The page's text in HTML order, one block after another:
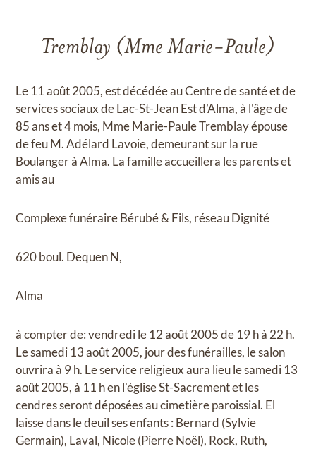
Tremblay (Mme Marie-Paule)
Le 11 août 2005, est décédée au Centre de santé et de
services sociaux de Lac-St-Jean Est d’Alma, à l'âge de
85 ans et 4 mois, Mme Marie-Paule Tremblay épouse
de feu M. Adélard Lavoie, demeurant sur la rue
Boulanger à Alma. La famille accueillera les parents et
amis au
Complexe funéraire Bérubé & Fils, réseau Dignité
620 boul. Dequen N,
Alma
à compter de: vendredi le 12 août 2005 de 19 h à 22 h.
Le samedi 13 août 2005, jour des funérailles, le salon
ouvrira à 9 h. Le service religieux aura lieu le samedi 13
août 2005, à 11 h en l'église St-Sacrement et les
cendres seront déposées au cimetière paroissial. El
laisse dans le deuil ses enfants : Bernard (Sylvie
Germain), Laval, Nicole (Pierre Noël), Rock, Ruth,